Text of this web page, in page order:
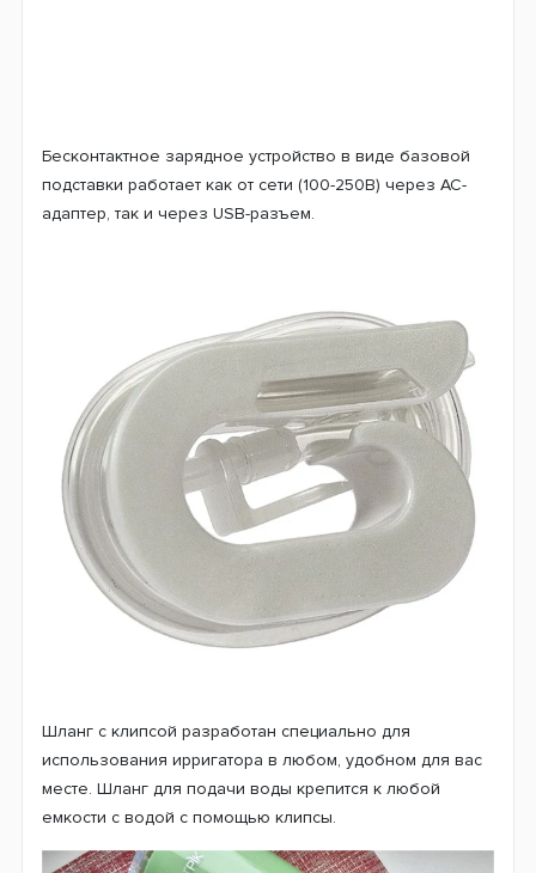
Бесконтактное зарядное устройство в виде базовой
подставки работает как от сети (100-250В) через АС-
адаптер, так и через USB-разъем.
Шланг с клипсой разработан специально для
использования ирригатора в любом, удобном для вас
месте. Шланг для подачи воды крепится к любой
емкости с водой с помощью клипсы.